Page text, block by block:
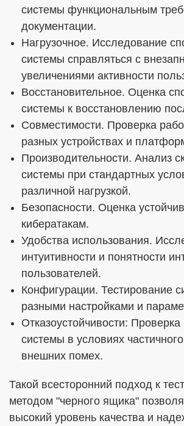
системы функциональным
документации.
Нагрузочное. Исследование
системы справляться с
увеличениями активности
Восстановительное. Оценка
системы к восстановлению
Совместимости. Проверка
разных устройствах и
Производительности. Анализ
системы при стандартных
различной нагрузкой.
Безопасности. Оценка
кибератакам.
Удобства использования.
интуитивности и понятности
пользователей.
Конфигурации. Тестирование
разными настройками и
Отказоустойчивости:
системы в условиях
внешних помех.
Такой всесторонний подход к
методом "черного ящика"
высокий уровень качества и